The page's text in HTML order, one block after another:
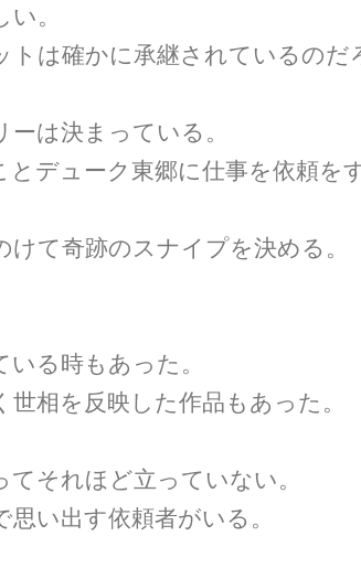
。
は確かに承継されているのだ
は決まっている。
デューク東郷に仕事を依頼をす
て奇跡のスナイプを決める。
る時もあった。
相を反映した作品もあった。
それほど立っていない。
い出す依頼者がいる。